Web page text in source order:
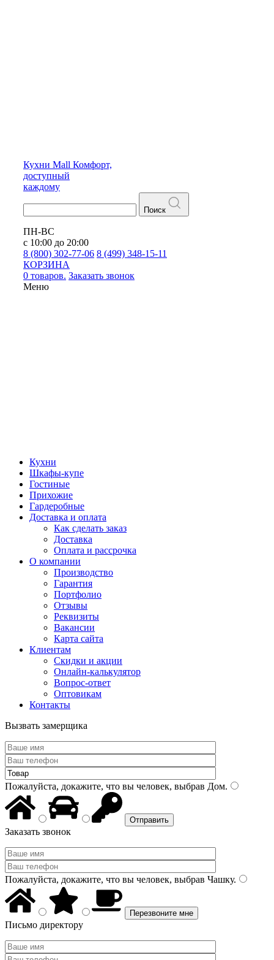
Кухни Mall Комфорт,
доступный
каждому
Поиск
ПН-ВС
с 10:00 до 20:00
8 (800) 302-77-06 8 (499) 348-15-11
КОРЗИНА
0 товаров. Заказать звонок
Меню
Кухни
Шкафы-купе
Гостиные
Прихожие
Гардеробные
Доставка и оплата
Как сделать заказ
Доставка
Оплата и рассрочка
О компании
Производство
Гарантия
Портфолио
Отзывы
Реквизиты
Вакансии
Карта сайта
Клиентам
Скидки и акции
Онлайн-калькулятор
Вопрос-ответ
Оптовикам
Контакты
Вызвать замерщика
Пожалуйста, докажите, что вы человек, выбрав Дом.
Заказать звонок
Пожалуйста, докажите, что вы человек, выбрав Чашку.
Письмо директору